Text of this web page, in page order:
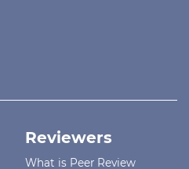
Reviewers
What is Peer Review